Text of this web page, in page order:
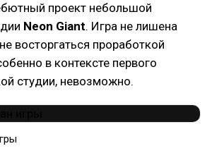
проект небольшой
Neon Giant. Игра не лишена
восторгаться проработкой
в контексте первого
студии, невозможно.